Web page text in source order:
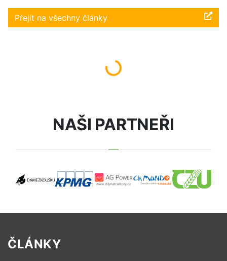
Přejít na všechny články
Načítám...
NAŠI PARTNEŘI
ČLÁNKY